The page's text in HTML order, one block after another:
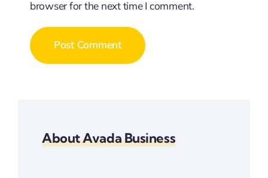
browser for the next time I comment.
About Avada Business